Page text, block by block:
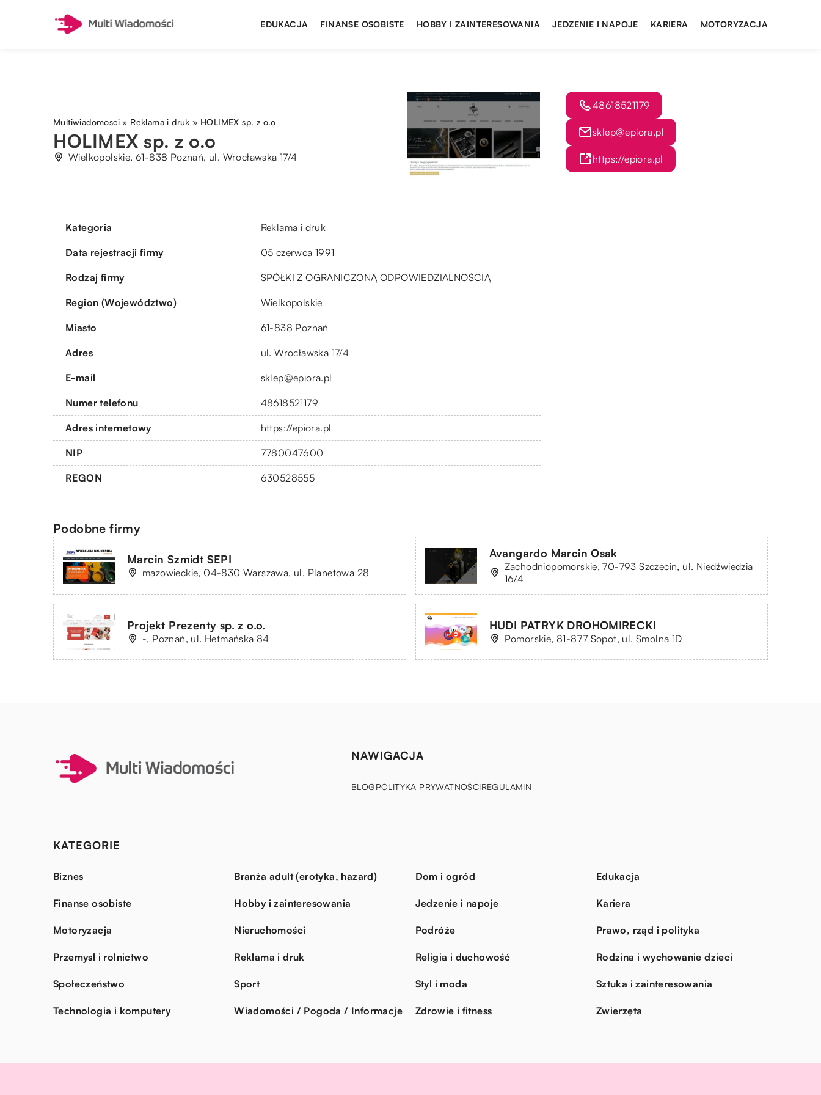
EDUKACJA FINANSE OSOBISTE HOBBY I ZAINTERESOWANIA JEDZENIE I NAPOJE KARIERA MOTORYZACJA
Multiwiadomosci » Reklama i druk » HOLIMEX sp. z o.o
HOLIMEX sp. z o.o
Wielkopolskie, 61-838 Poznań, ul. Wrocławska 17/4
Kategoria Reklama i druk
Data rejestracji firmy 05 czerwca 1991
Rodzaj firmy SPÓŁKI Z OGRANICZONĄ ODPOWIEDZIALNOŚCIĄ
Region (Województwo) Wielkopolskie
Miasto 61-838 Poznań
Adres ul. Wrocławska 17/4
E-mail sklep@epiora.pl
Numer telefonu 48618521179
Adres internetowy https://epiora.pl
NIP 7780047600
REGON 630528555
48618521179
sklep@epiora.pl
https://epiora.pl
Podobne firmy
Marcin Szmidt SEPI
mazowieckie, 04-830 Warszawa, ul. Planetowa 28
Avangardo Marcin Osak
Zachodniopomorskie, 70-793 Szczecin, ul. Niedźwiedzia
16/4
Projekt Prezenty sp. z o.o.
-, Poznań, ul. Hetmańska 84
HUDI PATRYK DROHOMIRECKI
Pomorskie, 81-877 Sopot, ul. Smolna 1D
NAWIGACJA
BLOGPOLITYKA PRYWATNOŚCIREGULAMIN
KATEGORIE
Biznes Branża adult (erotyka, hazard) Dom i ogród Edukacja
Finanse osobiste Hobby i zainteresowania Jedzenie i napoje Kariera
Motoryzacja Nieruchomości Podróże Prawo, rząd i polityka
Przemysł i rolnictwo Reklama i druk Religia i duchowość Rodzina i wychowanie dzieci
Społeczeństwo Sport Styl i moda Sztuka i zainteresowania
Technologia i komputery Wiadomości / Pogoda / Informacje Zdrowie i fitness Zwierzęta